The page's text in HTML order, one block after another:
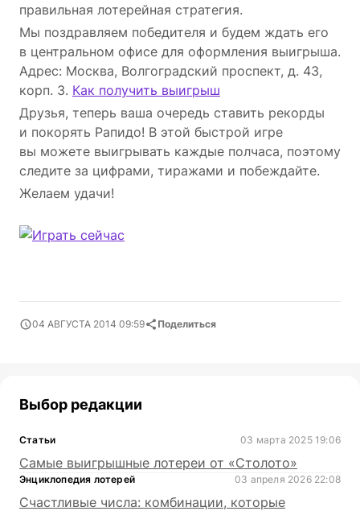
правильная лотерейная стратегия.
Мы поздравляем победителя и будем ждать его
в центральном офисе для оформления выигрыша.
Адрес: Москва, Волгоградский проспект, д. 43,
корп. 3. Как получить выигрыш
Друзья, теперь ваша очередь ставить рекорды
и покорять Рапидо! В этой быстрой игре
вы можете выигрывать каждые полчаса, поэтому
следите за цифрами, тиражами и побеждайте.
Желаем удачи!
04 АВГУСТА 2014 09:59 Поделиться
Выбор редакции
Статьи 03 марта 2025 19:06
Самые выигрышные лотереи от «Столото»
Энциклопедия лотерей 03 апреля 2026 22:08
Счастливые числа: комбинации, которые